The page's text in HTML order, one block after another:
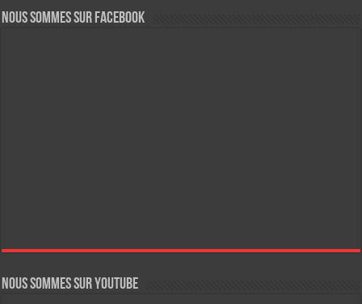
Nous sommes sur FaceBook
Nous sommes sur YouTube